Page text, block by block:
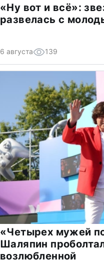
«Ну вот и всё»:
развелась с
6 августа 139
«Четырех мужей
Шаляпин
возлюбленной